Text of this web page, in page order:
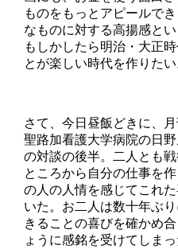
ものをもっとアピールで
なものに対する高揚感と
もしかしたら明治・大正
とが楽しい時代を作りたい
さて、今日昼飯どきに、
聖路加看護大学病院の日
の対談の後半。二人とも
ところから自分の仕事を
の人の人情を感じてこれ
いた。お二人は数十年ぶ
きることの喜びを確かめ
ょうに感銘を受けてしま